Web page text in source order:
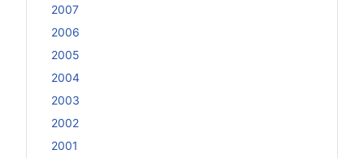
2007
2006
2005
2004
2003
2002
2001